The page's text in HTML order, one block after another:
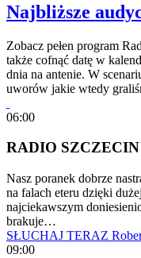
Najbliższe
Zobacz pełen program
także cofnąć datę w
dnia na antenie. W
uworów jakie wtedy
06:00
RADIO
Nasz poranek dobrze
na falach eteru dzięki
najciekawszym
brakuje…
SŁUCHAJ TERAZ
09:00